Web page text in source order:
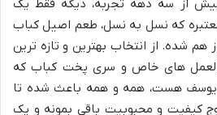
از سه دهه تجربه، دیگه فقط یک
که نسل به نسل، طعم اصیل کباب
هم شده. از انتخاب بهترین و تازه ترین
های خاص و سری پخت کباب که
هست، همه و همه باعث شده تا
کیفیت و محبوبیت باقی بمونه و یک